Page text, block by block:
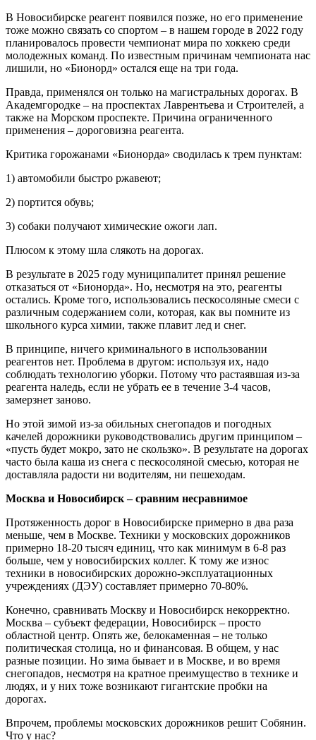
В Новосибирске реагент появился позже, но его применение
тоже можно связать со спортом – в нашем городе в 2022 году
планировалось провести чемпионат мира по хоккею среди
молодежных команд. По известным причинам чемпионата нас
лишили, но «Бионорд» остался еще на три года.
Правда, применялся он только на магистральных дорогах. В
Академгородке – на проспектах Лаврентьева и Строителей, а
также на Морском проспекте. Причина ограниченного
применения – дороговизна реагента.
Критика горожанами «Бионорда» сводилась к трем пунктам:
1) автомобили быстро ржавеют;
2) портится обувь;
3) собаки получают химические ожоги лап.
Плюсом к этому шла слякоть на дорогах.
В результате в 2025 году муниципалитет принял решение
отказаться от «Бионорда». Но, несмотря на это, реагенты
остались. Кроме того, использовались пескосоляные смеси с
различным содержанием соли, которая, как вы помните из
школьного курса химии, также плавит лед и снег.
В принципе, ничего криминального в использовании
реагентов нет. Проблема в другом: используя их, надо
соблюдать технологию уборки. Потому что растаявшая из-за
реагента наледь, если не убрать ее в течение 3-4 часов,
замерзнет заново.
Но этой зимой из-за обильных снегопадов и погодных
качелей дорожники руководствовались другим принципом –
«пусть будет мокро, зато не скользко». В результате на дорогах
часто была каша из снега с пескосоляной смесью, которая не
доставляла радости ни водителям, ни пешеходам.
Москва и Новосибирск – сравним несравнимое
Протяженность дорог в Новосибирске примерно в два раза
меньше, чем в Москве. Техники у московских дорожников
примерно 18-20 тысяч единиц, что как минимум в 6-8 раз
больше, чем у новосибирских коллег. К тому же износ
техники в новосибирских дорожно-эксплуатационных
учреждениях (ДЭУ) составляет примерно 70-80%.
Конечно, сравнивать Москву и Новосибирск некорректно.
Москва – субъект федерации, Новосибирск – просто
областной центр. Опять же, белокаменная – не только
политическая столица, но и финансовая. В общем, у нас
разные позиции. Но зима бывает и в Москве, и во время
снегопадов, несмотря на кратное преимущество в технике и
людях, и у них тоже возникают гигантские пробки на
дорогах.
Впрочем, проблемы московских дорожников решит Собянин.
Что у нас?